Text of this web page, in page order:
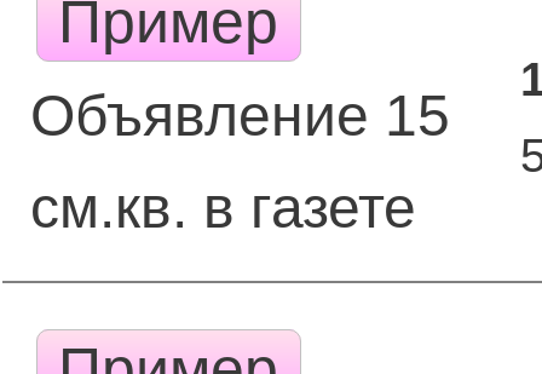
Пример
Объявление 15
см.кв. в газете